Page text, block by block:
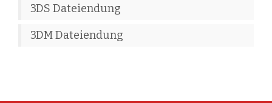
3DS Dateiendung
3DM Dateiendung